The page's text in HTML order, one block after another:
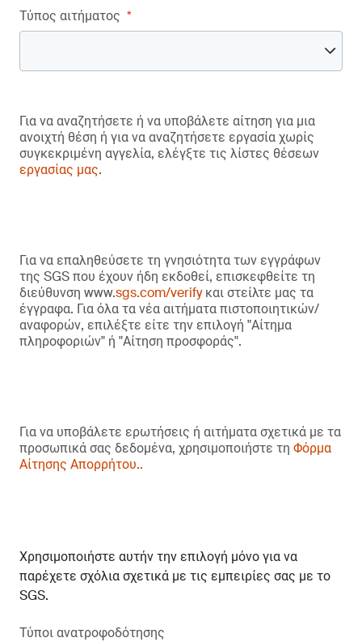
Τύπος αιτήματος *
Για να αναζητήσετε ή να υποβάλετε αίτηση για μια
ανοιχτή θέση ή για να αναζητήσετε εργασία χωρίς
συγκεκριμένη αγγελία, ελέγξτε τις λίστες θέσεων
εργασίας μας.
Για να επαληθεύσετε τη γνησιότητα των εγγράφων
της SGS που έχουν ήδη εκδοθεί, επισκεφθείτε τη
διεύθυνση www.sgs.com/verifyκαι στείλτε μας τα
έγγραφα. Για όλα τα νέα αιτήματα πιστοποιητικών/
αναφορών, επιλέξτε είτε την επιλογή "Αίτημα
πληροφοριών" ή "Αίτηση προσφοράς".
Για να υποβάλετε ερωτήσεις ή αιτήματα σχετικά με τα
προσωπικά σας δεδομένα, χρησιμοποιήστε τη Φόρμα
Αίτησης Απορρήτου..
Χρησιμοποιήστε αυτήν την επιλογή μόνο για να
παρέχετε σχόλια σχετικά με τις εμπειρίες σας με το
SGS.
Τύποι ανατροφοδότησης